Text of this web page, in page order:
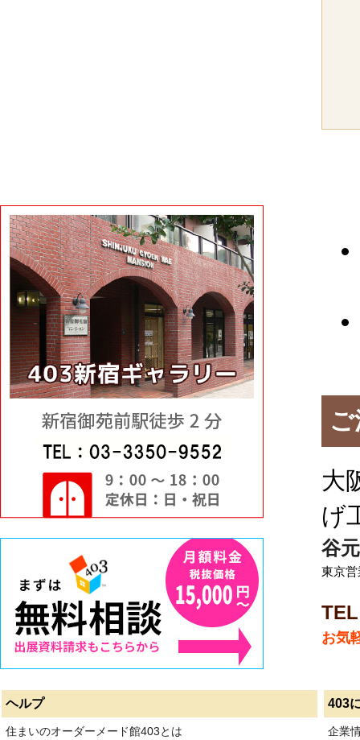
大
げ
谷
東京
お気
ヘルプ 403
住まいのオーダーメード館403とは
企業